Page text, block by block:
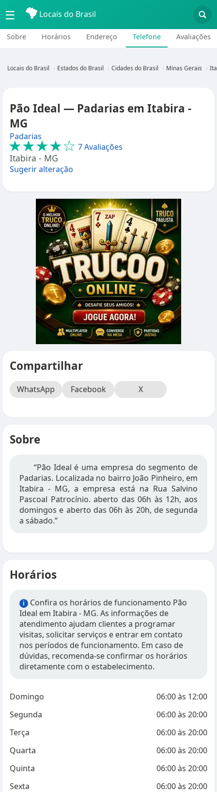
☰ Locais do Brasil
Sobre Horários Endereço Telefone Avaliações
Locais do Brasil Estados do Brasil Cidades do Brasil Minas Gerais
Pão Ideal — Padarias em Itabira -
MG
Padarias
★★★★☆ 7 Avaliações
Itabira - MG
Sugerir alteração
Compartilhar
WhatsApp Facebook X
Sobre
“Pão Ideal é uma empresa do segmento de
Padarias. Localizada no bairro João Pinheiro, em
Itabira - MG, a empresa está na Rua Salvino
Pascoal Patrocínio. aberto das 06h às 12h, aos
domingos e aberto das 06h às 20h, de segunda
a sábado.”
Horários
i
Confira os horários de funcionamento Pão
Ideal em Itabira - MG. As informações de
atendimento ajudam clientes a programar
visitas, solicitar serviços e entrar em contato
nos períodos de funcionamento. Em caso de
dúvidas, recomenda-se confirmar os horários
diretamente com o estabelecimento.
Domingo 06:00às 12:00
Segunda
06:00às 20:00
Terça
06:00às 20:00
Quarta
06:00às 20:00
Quinta
06:00às 20:00
Sexta
06:00às 20:00